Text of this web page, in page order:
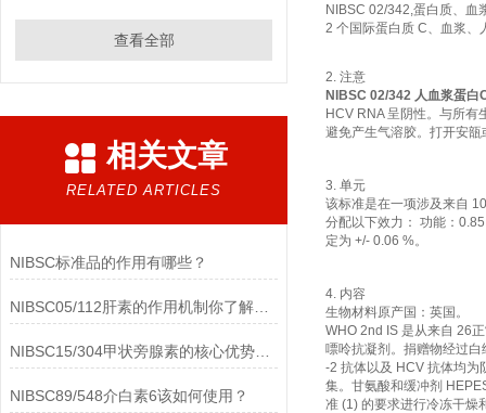
查看全部
相关文章
RELATED ARTICLES
NIBSC标准品的作用有哪些？
NIBSC05/112肝素的作用机制你了解多少？
NIBSC15/304甲状旁腺素的核心优势有哪些？
NIBSC89/548介白素6该如何使用？
NIBSC 02/342,蛋白质、血
2 个国际蛋白质 C、血浆、
2. 注意
NIBSC 02/342 人血浆蛋白
HCV RNA 呈阴性。与所
避免产生气溶胶。打开安
3. 单元
该标准是在一项涉及来自
分配以下效力： 功能：
定为 +/- 0.06 %。
4. 内容
生物材料原产国：英国。
WHO 2nd IS 是从来自 26
嘌呤抗凝剂。捐赠物经过
-2 抗体以及 HCV 抗体均为
集。甘氨酸和缓冲剂
准 (1) 的要求进行冷冻干燥